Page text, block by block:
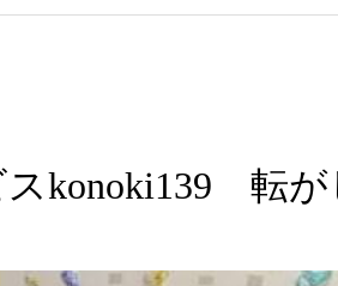
スkonoki139 転